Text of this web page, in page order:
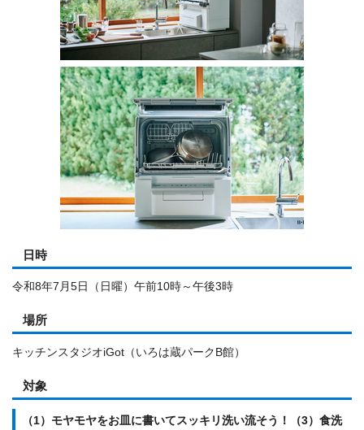
日時
令和8年7月5日（日曜）午前10時～午後3時
場所
キッチンスタジオiGot（いろは蔵パークB館）
対象
（1）モヤモヤをお皿に書いてスッキリ洗い流そう！（3）食洗